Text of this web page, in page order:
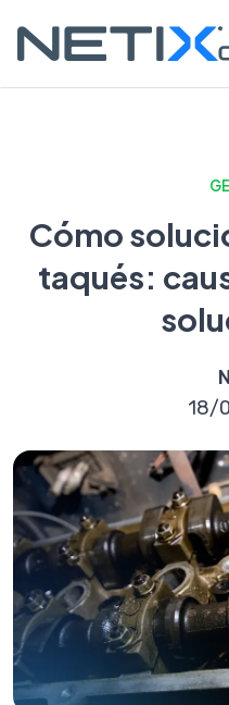
Cómo
taqués:
18/